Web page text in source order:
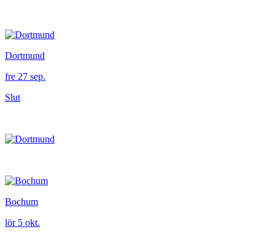
Dortmund
fre 27 sep.
Slut
Bochum
lör 5 okt.